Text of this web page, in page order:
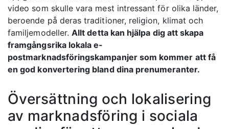
video som skulle vara mest intressant för olika länder,
beroende på deras traditioner, religion, klimat och
familjemodeller.Allt detta kan hjälpa dig att skapa
framgångsrika lokala e-
postmarknadsföringskampanjer som kommer att få
en god konvertering bland dina prenumeranter.
Översättning och lokalisering
av marknadsföring i sociala